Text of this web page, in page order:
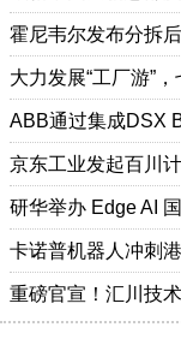
威格中国全新总部
大力发展“工厂游”
京东工业发起百川
研华举办 Edge AI
卡诺普机器人冲刺